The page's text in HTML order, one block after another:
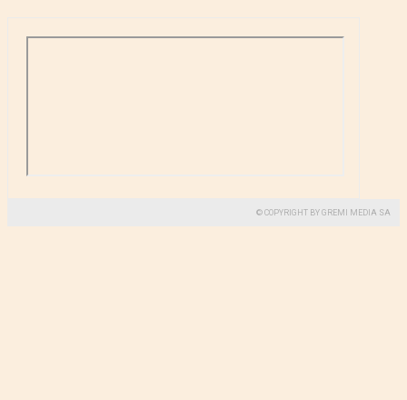
© COPYRIGHT BY GREMI MEDIA SA